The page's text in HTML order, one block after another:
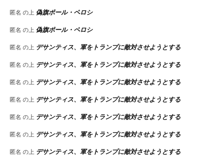
匿名 の上 偽旗ポール・ペロシ
匿名 の上 偽旗ポール・ペロシ
匿名 の上 デサンティス、軍をトランプに敵対させようとする
匿名 の上 デサンティス、軍をトランプに敵対させようとする
匿名 の上 デサンティス、軍をトランプに敵対させようとする
匿名 の上 デサンティス、軍をトランプに敵対させようとする
匿名 の上 デサンティス、軍をトランプに敵対させようとする
匿名 の上 デサンティス、軍をトランプに敵対させようとする
匿名 の上 デサンティス、軍をトランプに敵対させようとする